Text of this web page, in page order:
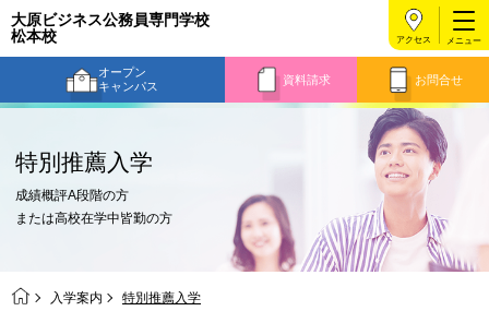
大原ビジネス公務員専門学校
松本校
オープン
キャンパス
資料請求 お問合せ
アクセス
特別推薦入学
成績概評A段階の方
または高校在学中皆勤の方
入学案内 特別推薦入学